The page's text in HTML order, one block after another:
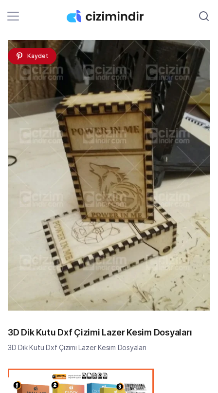
Kaydet
3D Dik Kutu Dxf Çizimi Lazer Kesim Dosyaları
3D Dik Kutu Dxf Çizimi Lazer Kesim Dosyaları